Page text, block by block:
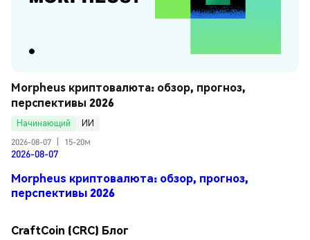
Morpheus криптовалюта: обзор, прогноз,
перспективы 2026
Начинающий
ИИ
2026-08-07
15-20м
2026-08-07
Morpheus криптовалюта: обзор, прогноз,
перспективы 2026
CraftCoin (CRC) Блог